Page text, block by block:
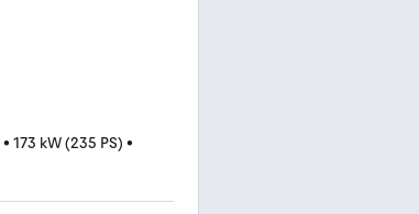
• 173 kW (235 PS) •